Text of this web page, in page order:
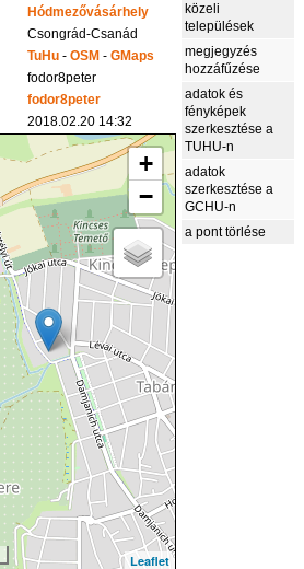
Hódmezővásárhely
Csongrád-Csanád
TuHu -OSM -GMaps
fodor8peter
fodor8peter
2018.02.20 14:32
+
−
Leaflet
közeli
települések
megjegyzés
hozzáfűzése
adatok és
fényképek
szerkesztése a
TUHU-n
adatok
szerkesztése a
GCHU-n
a pont törlése